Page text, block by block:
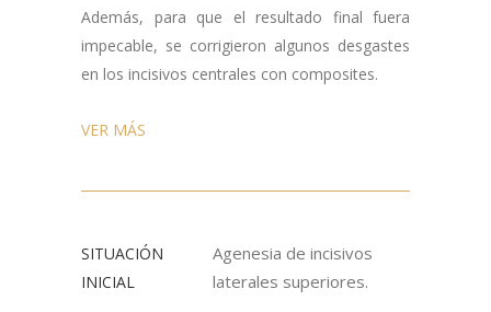
Además, para que el resultado final fuera
impecable, se corrigieron algunos desgastes
en los incisivos centrales con composites.
VER MÁS
SITUACIÓN
INICIAL
Agenesia de incisivos
laterales superiores.